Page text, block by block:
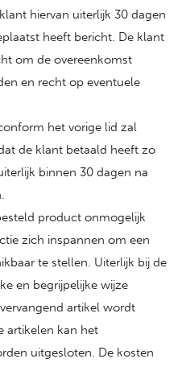
hiervan uiterlijk 30 dagen
heeft bericht. De klant
om de overeenkomst
en recht op eventuele
het vorige lid zal
de klant betaald heeft zo
binnen 30 dagen na
product onmogelijk
zich inspannen om een
te stellen. Uiterlijk bij de
en begrijpelijke wijze
artikel wordt
artikelen kan het
uitgesloten. De kosten